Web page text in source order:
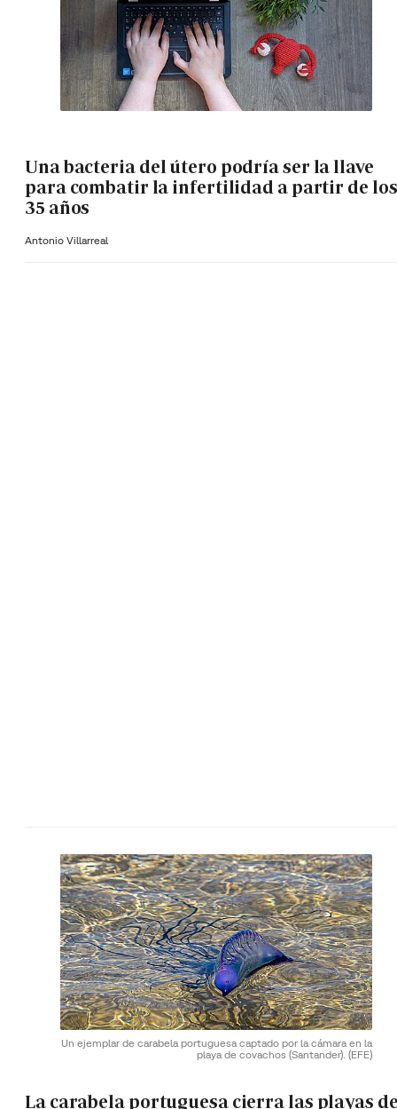
Una bacteria del útero podría ser la llave
para combatir la infertilidad a partir de los
35 años
Antonio Villarreal
Un ejemplar de carabela portuguesa captado por la cámara en la
playa de covachos (Santander). (EFE)
La carabela portuguesa cierra las playas